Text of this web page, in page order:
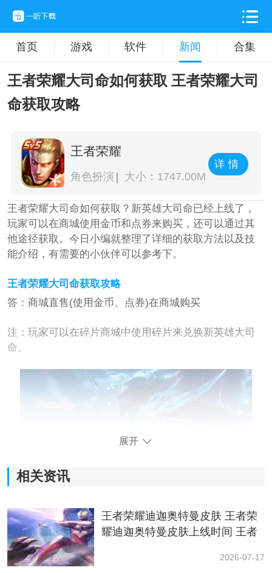
首页 游戏 软件 新闻 合集
王者荣耀大司命如何获取 王者荣耀大司
命获取攻略
王者荣耀
角色扮演 大小：1747.00M
详情
王者荣耀大司命如何获取？新英雄大司命已经上线了，
玩家可以在商城使用金币和点券来购买，还可以通过其
他途径获取。今日小编就整理了详细的获取方法以及技
能介绍，有需要的小伙伴可以参考下。
王者荣耀大司命获取攻略
答：商城直售(使用金币、点券)在商城购买
注：玩家可以在碎片商城中使用碎片来兑换新英雄大司
命。
一、大司命上线时间
1、体验服：2月19日
2、正式服：3月下旬
展开
相关资讯
王者荣耀迪迦奥特曼皮肤 王者荣
耀迪迦奥特曼皮肤上线时间 王者
2026-07-17